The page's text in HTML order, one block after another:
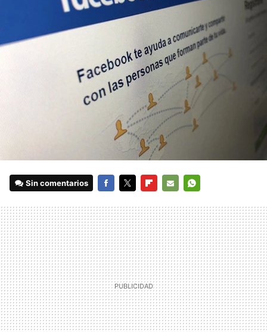
Sin comentarios
MAIL